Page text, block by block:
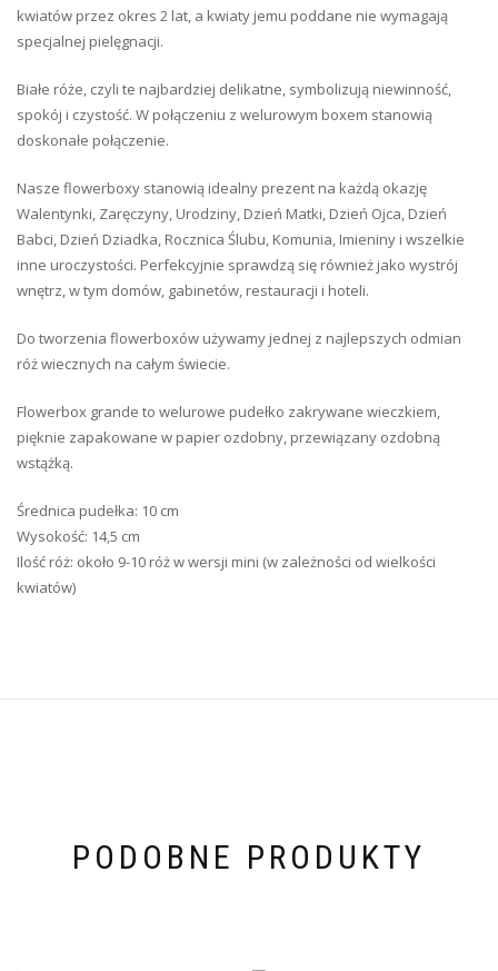
kwiatów przez okres 2 lat, a kwiaty jemu poddane nie wymagają
specjalnej pielęgnacji.
Białe róże, czyli te najbardziej delikatne, symbolizują niewinność,
spokój i czystość. W połączeniu z welurowym boxem stanowią
doskonałe połączenie.
Nasze flowerboxy stanowią idealny prezent na każdą okazję
Walentynki, Zaręczyny, Urodziny, Dzień Matki, Dzień Ojca, Dzień
Babci, Dzień Dziadka, Rocznica Ślubu, Komunia, Imieniny i wszelkie
inne uroczystości. Perfekcyjnie sprawdzą się również jako wystrój
wnętrz, w tym domów, gabinetów, restauracji i hoteli.
Do tworzenia flowerboxów używamy jednej z najlepszych odmian
róż wiecznych na całym świecie.
Flowerbox grande to welurowe pudełko zakrywane wieczkiem,
pięknie zapakowane w papier ozdobny, przewiązany ozdobną
wstążką.
Średnica pudełka: 10 cm
Wysokość: 14,5 cm
Ilość róż: około 9-10 róż w wersji mini (w zależności od wielkości
kwiatów)
PODOBNE PRODUKTY